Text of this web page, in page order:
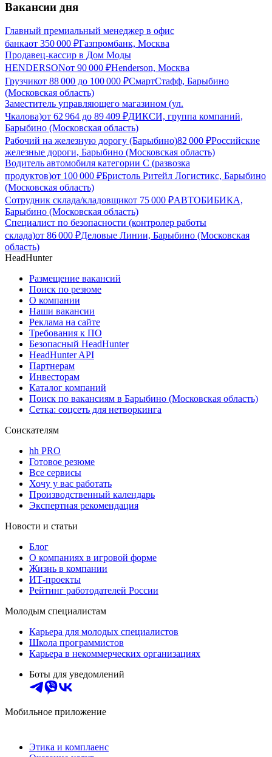
Вакансии дня
Главный премиальный менеджер в офис
банкаот 350 000 ₽Газпромбанк, Москва
Продавец-кассир в Дом Моды
HENDERSONот 90 000 ₽Henderson, Москва
Грузчикот 88 000 до 100 000 ₽СмартСтафф, Барыбино
(Московская область)
Заместитель управляющего магазином (ул.
Чкалова)от 62 964 до 89 409 ₽ДИКСИ, группа компаний,
Барыбино (Московская область)
Рабочий на железную дорогу (Барыбино)82 000 ₽Российские
железные дороги, Барыбино (Московская область)
Водитель автомобиля категории C (развозка
продуктов)от 100 000 ₽Бристоль Ритейл Логистикс, Барыбино
(Московская область)
Сотрудник склада/кладовщикот 75 000 ₽АВТОБИБИКА,
Барыбино (Московская область)
Специалист по безопасности (контролер работы
склада)от 86 000 ₽Деловые Линии, Барыбино (Московская
область)
HeadHunter
Размещение вакансий
Поиск по резюме
О компании
Наши вакансии
Реклама на сайте
Требования к ПО
Безопасный HeadHunter
HeadHunter API
Партнерам
Инвесторам
Каталог компаний
Поиск по вакансиям в Барыбино (Московская область)
Сетка: соцсеть для нетворкинга
Соискателям
hh PRO
Готовое резюме
Все сервисы
Хочу у вас работать
Производственный календарь
Экспертная рекомендация
Новости и статьи
Блог
О компаниях в игровой форме
Жизнь в компании
ИТ-проекты
Рейтинг работодателей России
Молодым специалистам
Карьера для молодых специалистов
Школа программистов
Карьера в некоммерческих организациях
Боты для уведомлений
Мобильное приложение
Этика и комплаенс